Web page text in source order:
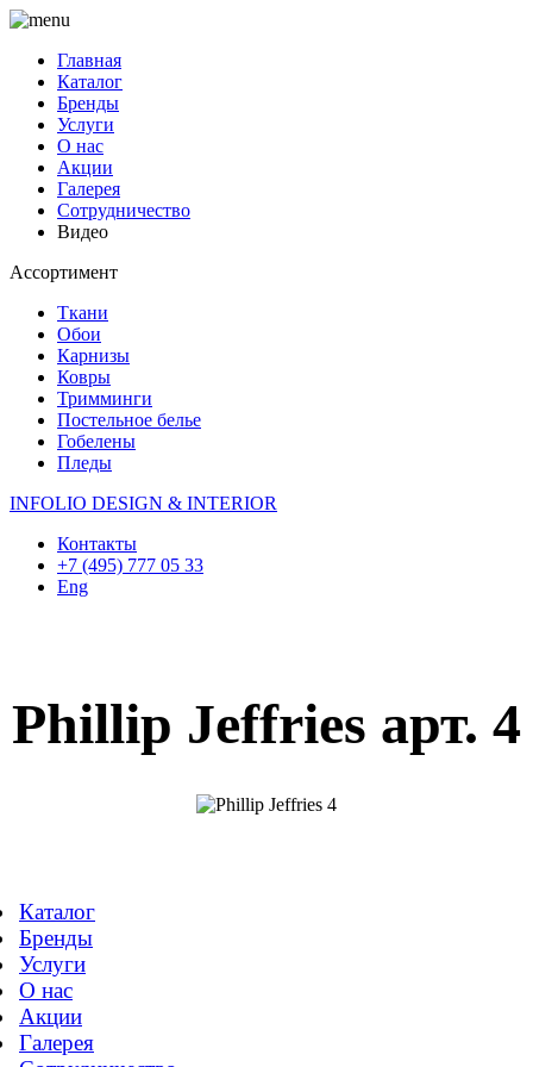
Главная
Каталог
Бренды
Услуги
О нас
Акции
Галерея
Сотрудничество
Видео
Ассортимент
Ткани
Обои
Карнизы
Ковры
Тримминги
Постельное белье
Гобелены
Пледы
INFOLIO DESIGN & INTERIOR
Контакты
+7 (495) 777 05 33
Eng
Phillip Jeffries арт. 4
Каталог
Бренды
Услуги
О нас
Акции
Галерея